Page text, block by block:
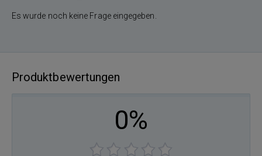
Es wurde noch keine Frage eingegeben.
Produktbewertungen
0%